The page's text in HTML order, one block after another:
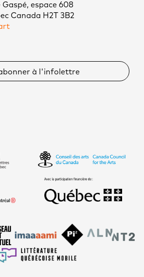
Gaspé, espace 608
Canada H2T 3B2
à l'infolettre